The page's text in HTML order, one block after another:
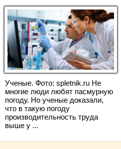
Ученые. Фото: spletnik.ru Не
многие люди любят пасмурную
погоду. Но ученые доказали,
что в такую погоду
производительность труда
выше у ...